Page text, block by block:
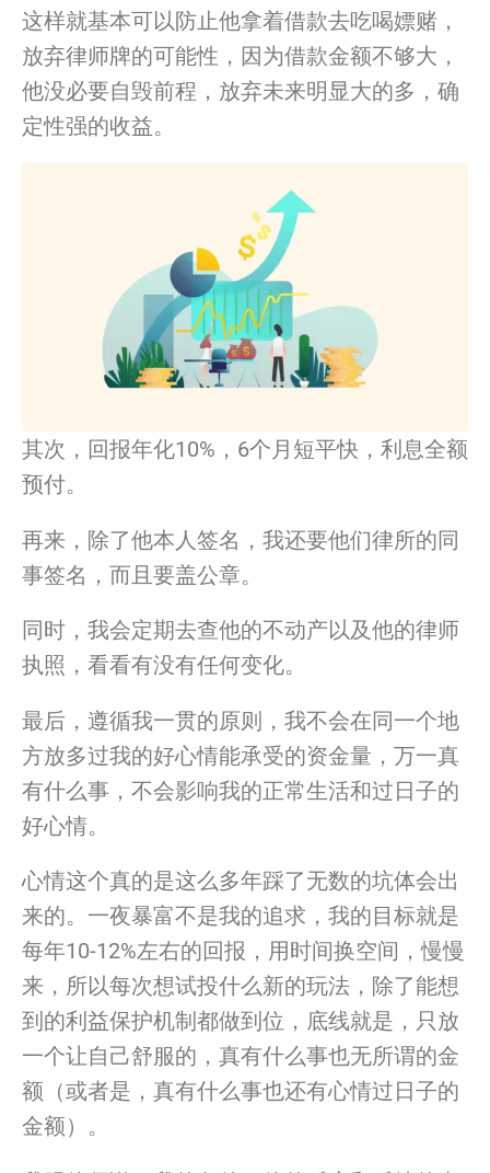
这样就基本可以防止他拿着借款去吃喝嫖赌，
放弃律师牌的可能性， 因为借款金额不够大，
他没必要自毁前程，放弃未来明显大的多， 确
定性强的收益。
其次，回报年化10%，6个月短平快，利息全额
预付。
再来，除了他本 人签名，我还要他们律所的同
事签名， 而且要盖公章。
同时，我会定期去查他的不动产以及他的律师
执照， 看看有没有任何变化。
最后，遵循我一贯的原则， 我不会在同一个地
方放多过我的好心情能承受的资金量， 万一真
有什么事，不会影响我的正常生活和过日子的
好心情。
心情这个真的是这么多年踩了无数的坑体会出
来的。 一夜暴富不是我的追求，我的目标就是
每年10-12%左右的回报，用时间换空间，慢慢
来， 所以每次想试投什么新的玩法， 除了能想
到的利益保护机制 都做到位，底线就是， 只放
一个让自己舒服的，真有什么事也无所谓的金
额（或者是， 真有什么事也还有心情过日子的
金额）。